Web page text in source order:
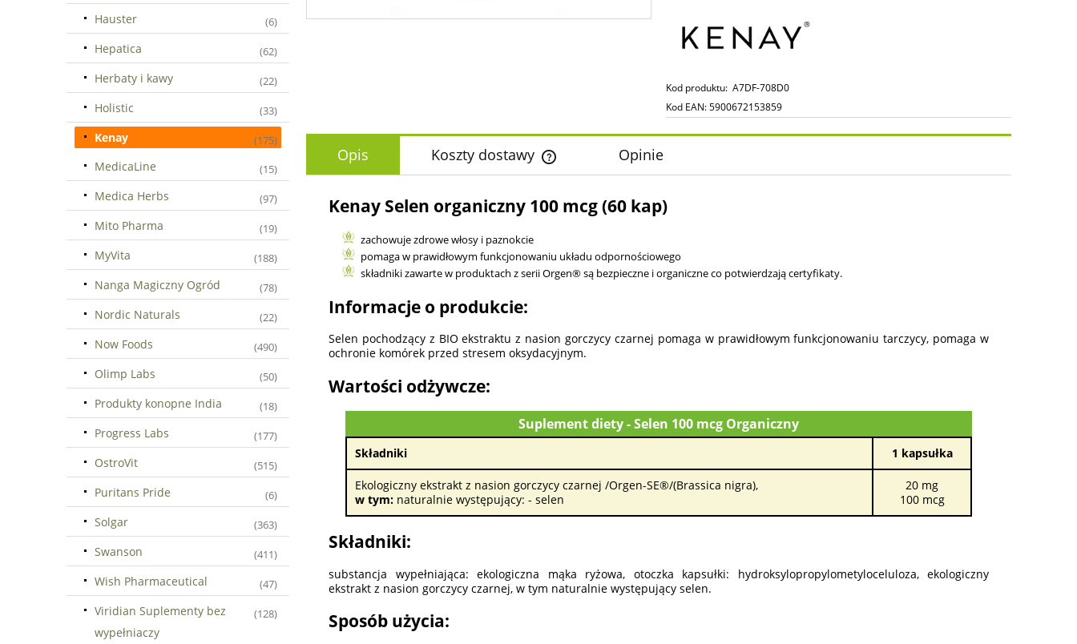
Hauster (6)
Hepatica (62)
Herbaty i kawy (22)
Holistic (33)
Kenay (175)
MedicaLine (15)
Medica Herbs (97)
Mito Pharma (19)
MyVita (188)
Nanga Magiczny Ogród (78)
Nordic Naturals (22)
Now Foods (490)
Olimp Labs (50)
Produkty konopne India (18)
Progress Labs (177)
OstroVit (515)
Puritans Pride (6)
Solgar (363)
Swanson (411)
Wish Pharmaceutical (47)
Viridian Suplementy bez
wypełniaczy
(128)
Kod produktu: A7DF-708D0
Kod EAN:5900672153859
Opis Koszty dostawy
Cena nie zawiera ewentualnych kosztów
płatności
Opinie
Kenay Selen organiczny 100 mcg (60 kap)
zachowuje zdrowe włosy i paznokcie
pomaga w prawidłowym funkcjonowaniu układu odpornościowego
składniki zawarte w produktach z serii Orgen® są bezpieczne i organiczne co potwierdzają certyfikaty.
Informacje o produkcie:
Selen pochodzący z BIO ekstraktu z nasion gorczycy czarnej pomaga w prawidłowym funkcjonowaniu tarczycy, pomaga w
ochronie komórek przed stresem oksydacyjnym.
Wartości odżywcze:
Suplement diety - Selen 100 mcg Organiczny
Składniki 1 kapsułka
Ekologiczny ekstrakt z nasion gorczycy czarnej /Orgen-SE®/(Brassica nigra),
w tym: naturalnie występujący: - selen
20 mg
100 mcg
Składniki:
substancja wypełniająca: ekologiczna mąka ryżowa, otoczka kapsułki: hydroksylopropylometyloceluloza, ekologiczny
ekstrakt z nasion gorczycy czarnej, w tym naturalnie występujący selen.
Sposób użycia: